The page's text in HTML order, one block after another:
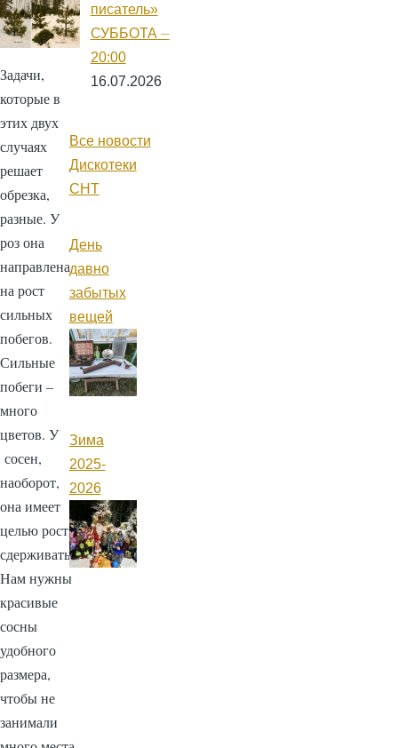
Задачи,
которые в
этих двух
случаях
решает
обрезка,
разные. У
роз она
направлена
на рост
сильных
побегов.
Сильные
побеги –
много
цветов. У
сосен,
наоборот,
она имеет
целью рост
сдерживать.
Нам нужны
красивые
сосны
удобного
размера,
чтобы не
занимали
писатель»
СУББОТА ⏤
20:00
16.07.2026
Все новости
Дискотеки
СНТ
День
давно
забытых
вещей
Зима
2025-
2026